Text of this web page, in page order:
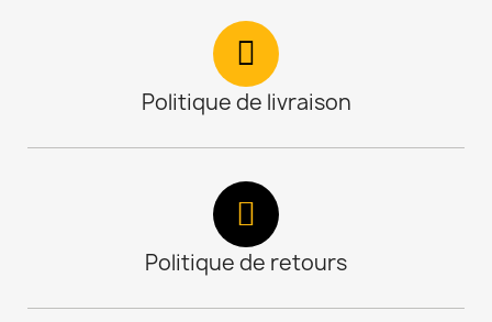
Politique de livraison
Politique de retours